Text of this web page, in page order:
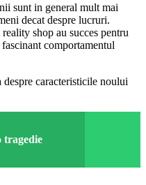
sunt in general mult mai
decat despre lucruri.
shop au succes pentru
comportamentul
caracteristicile noului
tragedie